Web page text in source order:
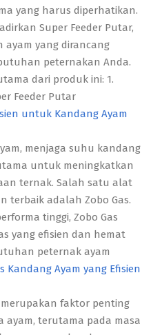
yang harus diperhatikan.
Super Feeder Putar,
ayam yang dirancang
peternakan Anda.
dari produk ini: 1.
Feeder Putar
untuk Kandang Ayam
menjaga suhu kandang
untuk meningkatkan
ternak. Salah satu alat
terbaik adalah Zobo Gas.
tinggi, Zobo Gas
yang efisien dan hemat
peternak ayam
Kandang Ayam yang Efisien
faktor penting
ayam, terutama pada masa